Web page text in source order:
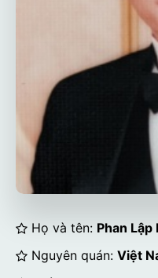
Họ và tên: Phan Lập
Nguyên quán: Việt